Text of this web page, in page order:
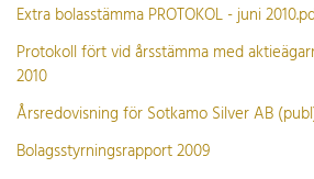
Extra bolasstämma PROTOKOL - juni
Protokoll fört vid årsstämma med
2010
Årsredovisning för Sotkamo Silver AB
Bolagsstyrningsrapport 2009